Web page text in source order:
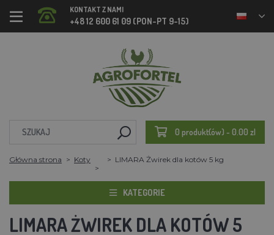
KONTAKT Z NAMI
+48 12 600 61 09 (PON-PT 9-15)
0 produkt(ów) - 0.00 zl
Główna strona Koty LIMARA Żwirek dla kotów 5 kg
KATEGORIE
LIMARA ŻWIREK DLA KOTÓW 5